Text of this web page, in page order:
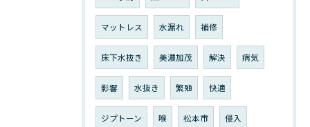
マットレス 水漏れ 補修
床下水抜き 美濃加茂 解決 病気
影響 水抜き 繁殖 快適
ジプトーン 喉 松本市 侵入